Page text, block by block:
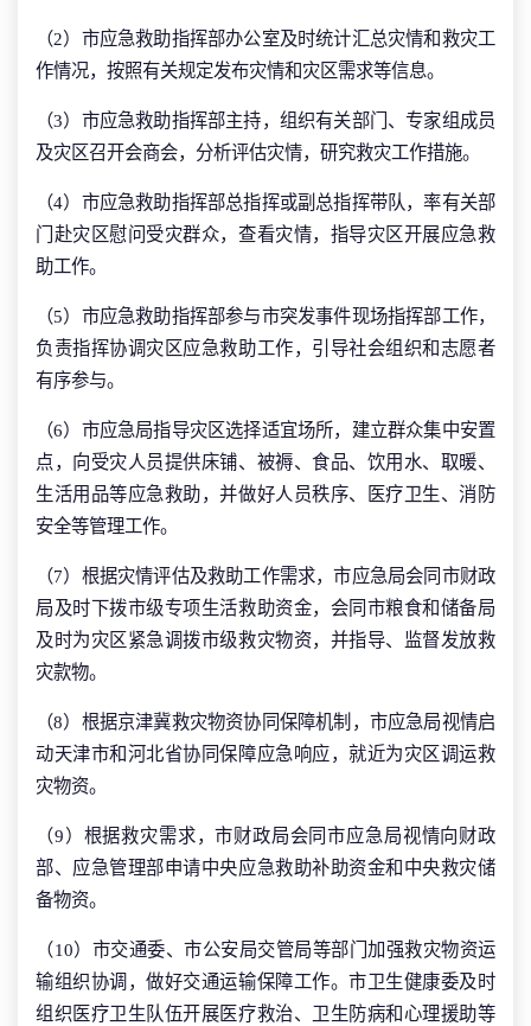
（2）市应急救助指挥部办公室及时统计汇总灾情和救灾工
作情况，按照有关规定发布灾情和灾区需求等信息。
（3）市应急救助指挥部主持，组织有关部门、专家组成员
及灾区召开会商会，分析评估灾情，研究救灾工作措施。
（4）市应急救助指挥部总指挥或副总指挥带队，率有关部
门赴灾区慰问受灾群众，查看灾情，指导灾区开展应急救
助工作。
（5）市应急救助指挥部参与市突发事件现场指挥部工作，
负责指挥协调灾区应急救助工作，引导社会组织和志愿者
有序参与。
（6）市应急局指导灾区选择适宜场所，建立群众集中安置
点，向受灾人员提供床铺、被褥、食品、饮用水、取暖、
生活用品等应急救助，并做好人员秩序、医疗卫生、消防
安全等管理工作。
（7）根据灾情评估及救助工作需求，市应急局会同市财政
局及时下拨市级专项生活救助资金，会同市粮食和储备局
及时为灾区紧急调拨市级救灾物资，并指导、监督发放救
灾款物。
（8）根据京津冀救灾物资协同保障机制，市应急局视情启
动天津市和河北省协同保障应急响应，就近为灾区调运救
灾物资。
（9）根据救灾需求，市财政局会同市应急局视情向财政
部、应急管理部申请中央应急救助补助资金和中央救灾储
备物资。
（10）市交通委、市公安局交管局等部门加强救灾物资运
输组织协调，做好交通运输保障工作。市卫生健康委及时
组织医疗卫生队伍开展医疗救治、卫生防病和心理援助等